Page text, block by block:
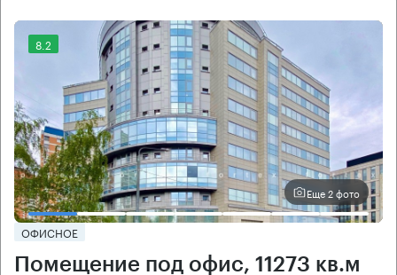
8.2
Еще 2 фото
ОФИСНОЕ
Помещение под офис, 11273 кв.м